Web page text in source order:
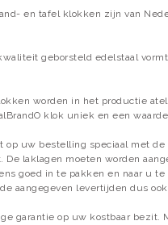
en tafel klokken zijn van
geborsteld edelstaal
worden in het productie
klok uniek en een
op uw bestelling speciaal met
De laklagen moeten worden
goed in te pakken en naar u
aangegeven levertijden dus
garantie op uw kostbaar bezit.